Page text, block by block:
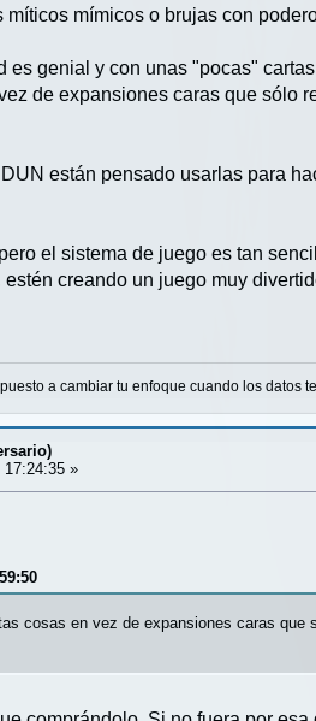
mímicos o brujas con
es genial y con unas "pocas"
de expansiones caras que sólo
están pensado usarlas para
el sistema de juego es tan
creando un juego muy
a cambiar tu enfoque cuando los datos
17:24:35 »
cosas en vez de expansiones caras